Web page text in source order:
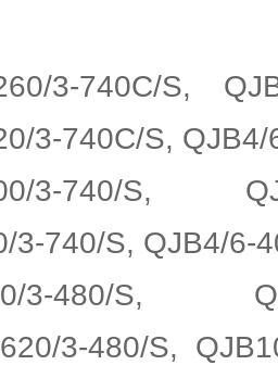
3-740C/S,
3-740C/S,
3-740/S,
3-740/S, QJB4/6-
3-480/S,
3-480/S,